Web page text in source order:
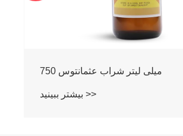
750 میلی لیتر شراب عثمانتوس
بیشتر ببینید >>